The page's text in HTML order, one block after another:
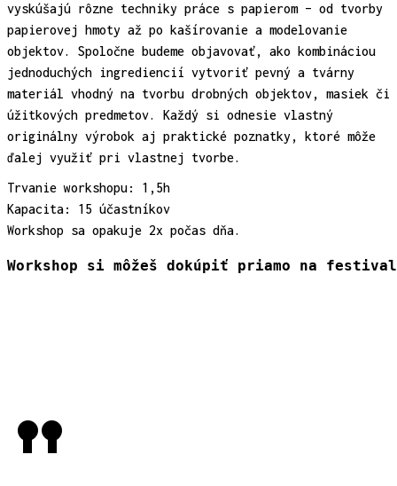
vyskúšajú rôzne techniky práce s papierom – od tvorby
papierovej hmoty až po kašírovanie a modelovanie
objektov. Spoločne budeme objavovať, ako kombináciou
jednoduchých ingrediencií vytvoriť pevný a tvárny
materiál vhodný na tvorbu drobných objektov, masiek či
úžitkových predmetov. Každý si odnesie vlastný
originálny výrobok aj praktické poznatky, ktoré môže
ďalej využiť pri vlastnej tvorbe.
Trvanie workshopu: 1,5h
Kapacita: 15 účastníkov
Workshop sa opakuje 2x počas dňa.
Workshop si môžeš dokúpiť priamo na